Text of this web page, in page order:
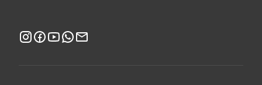
Instagram
Facebook
YouTubeWhatsApp